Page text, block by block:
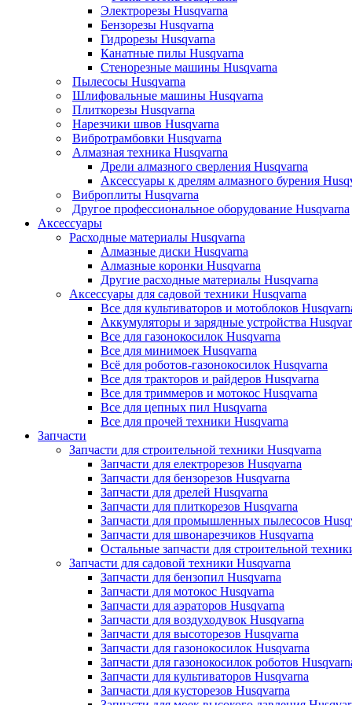
Электрорезы Husqvarna
Бензорезы Husqvarna
Гидрорезы Husqvarna
Канатные пилы Husqvarna
Стенорезные машины Husqvarna
Пылесосы Husqvarna
Шлифовальные машины Husqvarna
Плиткорезы Husqvarna
Нарезчики швов Husqvarna
Вибротрамбовки Husqvarna
Алмазная техника Husqvarna
Дрели алмазного сверления Husqvarna
Аксессуары к дрелям алмазного бурения
Виброплиты Husqvarna
Другое профессиональное оборудование Husqvarna
Аксессуары
Расходные материалы Husqvarna
Алмазные диски Husqvarna
Алмазные коронки Husqvarna
Другие расходные материалы Husqvarna
Аксессуары для садовой техники Husqvarna
Все для культиваторов и мотоблоков
Аккумуляторы и зарядные устройства
Все для газонокосилок Husqvarna
Все для минимоек Husqvarna
Всё для роботов-газонокосилок Husqvarna
Все для тракторов и райдеров Husqvarna
Все для триммеров и мотокос Husqvarna
Все для цепных пил Husqvarna
Все для прочей техники Husqvarna
Запчасти
Запчасти для строительной техники Husqvarna
Запчасти для електрорезов Husqvarna
Запчасти для бензорезов Husqvarna
Запчасти для дрелей Husqvarna
Запчасти для плиткорезов Husqvarna
Запчасти для промышленных пылесосов
Запчасти для швонарезчиков Husqvarna
Остальные запчасти для строительной
Запчасти для садовой техники Husqvarna
Запчасти для бензопил Husqvarna
Запчасти для мотокос Husqvarna
Запчасти для аэраторов Husqvarna
Запчасти для воздуходувок Husqvarna
Запчасти для высоторезов Husqvarna
Запчасти для газонокосилок Husqvarna
Запчасти для газонокосилок роботов
Запчасти для культиваторов Husqvarna
Запчасти для кусторезов Husqvarna